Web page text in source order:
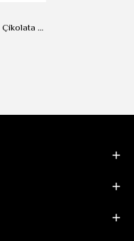
Gurme Koleksiyon 30'lu Çikolata Kutusu